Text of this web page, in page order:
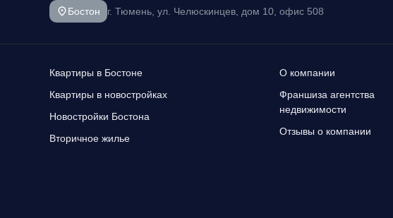
Бостон г. Тюмень, ул. Челюскинцев, дом 10, офис 508
Квартиры в Бостоне
Квартиры в новостройках
Новостройки Бостона
Вторичное жилье
О компании
Франшиза агентства
недвижимости
Отзывы о компании